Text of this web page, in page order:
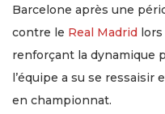
Barcelone après une
contre le Real Madrid
renforçant la dynamique
l’équipe a su se
en championnat.